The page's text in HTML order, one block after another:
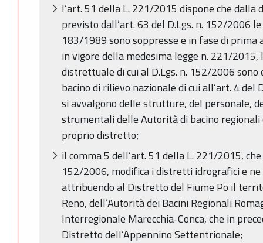
l’art. 51 della L. 221/2015 dispone che dalla
previsto dall’art. 63 del D.Lgs. n. 152/2006
183/1989 sono soppresse e in fase di
in vigore della medesima legge n. 221/
distrettuale di cui al D.Lgs. n. 152/2006
bacino di rilievo nazionale di cui all’art. 4
si avvalgono delle strutture, del personale,
strumentali delle Autorità di bacino
proprio distretto;
il comma 5 dell’art. 51 della L. 221/2015,
152/2006, modifica i distretti idrografici e
attribuendo al Distretto del Fiume Po il
Reno, dell’Autorità dei Bacini Regionali
Interregionale Marecchia-Conca, che in
Distretto dell’Appennino Settentrionale;